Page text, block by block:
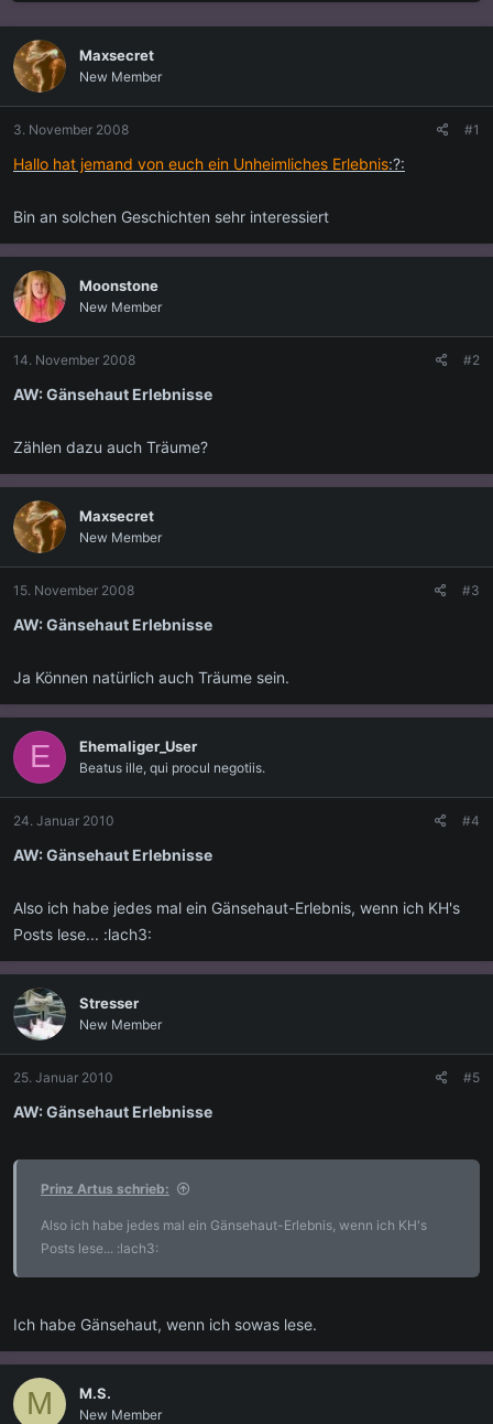
s
t
e
l
l
e
r
s
t
l
t
Maxsecret
New Member
3. November 2008 #1
Hallo hat jemand von euch ein Unheimliches Erlebnis:?:
Bin an solchen Geschichten sehr interessiert
Moonstone
New Member
14. November 2008 #2
AW: Gänsehaut Erlebnisse
Zählen dazu auch Träume?
Maxsecret
New Member
15. November 2008 #3
AW: Gänsehaut Erlebnisse
Ja Können natürlich auch Träume sein.
E Ehemaliger_User
Beatus ille, qui procul negotiis.
24. Januar 2010 #4
AW: Gänsehaut Erlebnisse
Also ich habe jedes mal ein Gänsehaut-Erlebnis, wenn ich KH's
Posts lese... :lach3:
Stresser
New Member
25. Januar 2010 #5
AW: Gänsehaut Erlebnisse
Prinz Artus schrieb:
Also ich habe jedes mal ein Gänsehaut-Erlebnis, wenn ich KH's
Posts lese... :lach3:
Ich habe Gänsehaut, wenn ich sowas lese.
M M.S.
New Member